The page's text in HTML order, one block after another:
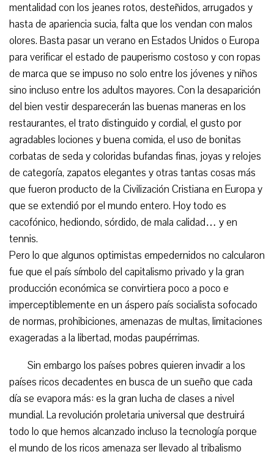
mentalidad con los jeanes rotos, desteñidos, arrugados y
hasta de apariencia sucia, falta que los vendan con malos
olores. Basta pasar un verano en Estados Unidos o Europa
para verificar el estado de pauperismo costoso y con ropas
de marca que se impuso no solo entre los jóvenes y niños
sino incluso entre los adultos mayores. Con la desaparición
del bien vestir desparecerán las buenas maneras en los
restaurantes, el trato distinguido y cordial, el gusto por
agradables lociones y buena comida, el uso de bonitas
corbatas de seda y coloridas bufandas finas, joyas y relojes
de categoría, zapatos elegantes y otras tantas cosas más
que fueron producto de la Civilización Cristiana en Europa y
que se extendió por el mundo entero. Hoy todo es
cacofónico, hediondo, sórdido, de mala calidad… y en
tennis.
Pero lo que algunos optimistas empedernidos no calcularon
fue que el país símbolo del capitalismo privado y la gran
producción económica se convirtiera poco a poco e
imperceptiblemente en un áspero país socialista sofocado
de normas, prohibiciones, amenazas de multas, limitaciones
exageradas a la libertad, modas paupérrimas.
Sin embargo los países pobres quieren invadir a los
países ricos decadentes en busca de un sueño que cada
día se evapora más: es la gran lucha de clases a nivel
mundial. La revolución proletaria universal que destruirá
todo lo que hemos alcanzado incluso la tecnología porque
el mundo de los ricos amenaza ser llevado al tribalismo